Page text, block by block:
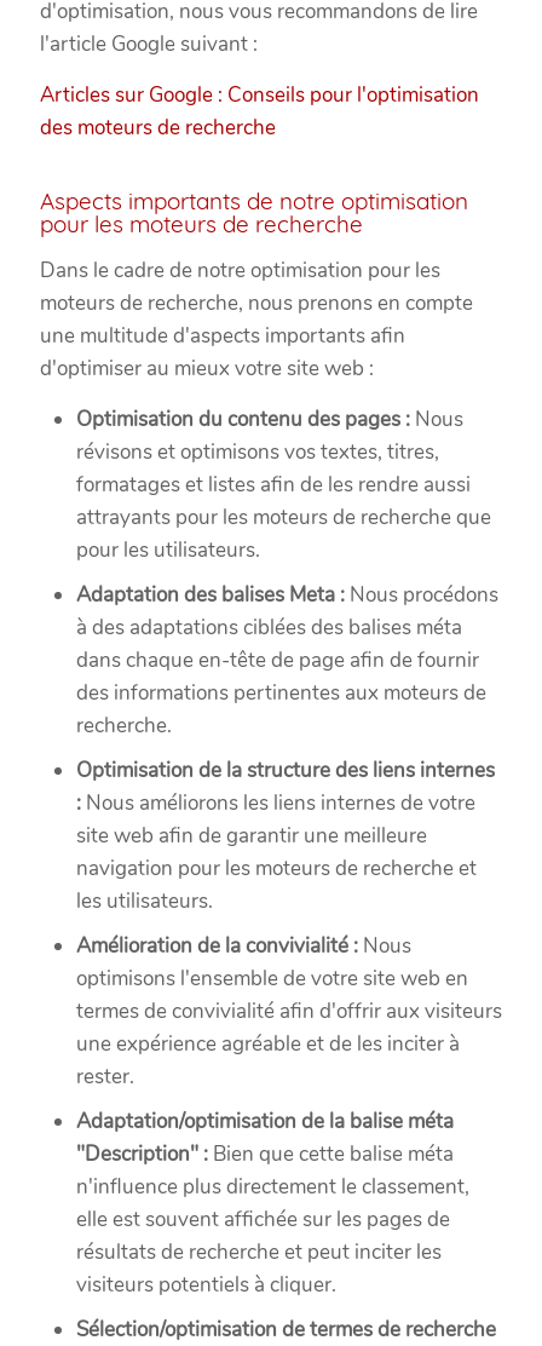
d'optimisation, nous vous recommandons de lire
l'article Google suivant :
Articles sur Google : Conseils pour l'optimisation
des moteurs de recherche
Aspects importants de notre optimisation
pour les moteurs de recherche
Dans le cadre de notre optimisation pour les
moteurs de recherche, nous prenons en compte
une multitude d'aspects importants afin
d'optimiser au mieux votre site web :
Optimisation du contenu des pages : Nous
révisons et optimisons vos textes, titres,
formatages et listes afin de les rendre aussi
attrayants pour les moteurs de recherche que
pour les utilisateurs.
Adaptation des balises Meta : Nous procédons
à des adaptations ciblées des balises méta
dans chaque en-tête de page afin de fournir
des informations pertinentes aux moteurs de
recherche.
Optimisation de la structure des liens internes
: Nous améliorons les liens internes de votre
site web afin de garantir une meilleure
navigation pour les moteurs de recherche et
les utilisateurs.
Amélioration de la convivialité : Nous
optimisons l'ensemble de votre site web en
termes de convivialité afin d'offrir aux visiteurs
une expérience agréable et de les inciter à
rester.
Adaptation/optimisation de la balise méta
"Description" : Bien que cette balise méta
n'influence plus directement le classement,
elle est souvent affichée sur les pages de
résultats de recherche et peut inciter les
visiteurs potentiels à cliquer.
Sélection/optimisation de termes de recherche